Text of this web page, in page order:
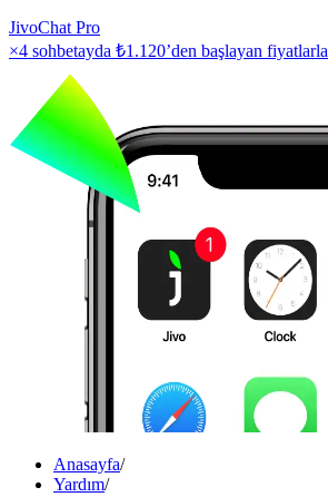
JivoChat Pro
×4 sohbetayda ₺1.120’den başlayan fiyatlarla
Anasayfa/
Yardım/